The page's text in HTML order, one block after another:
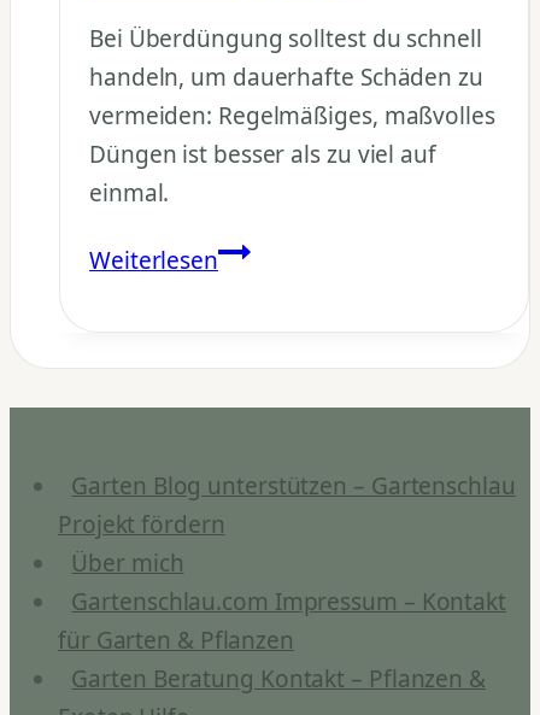
Bei Überdüngung solltest du schnell
handeln, um dauerhafte Schäden zu
vermeiden: Regelmäßiges, maßvolles
Düngen ist besser als zu viel auf
einmal.
WeiterlesenWas
bei
Überdüngung?
Garten Blog unterstützen – Gartenschlau
Projekt fördern
Über mich
Gartenschlau.com Impressum – Kontakt
für Garten & Pflanzen
Garten Beratung Kontakt – Pflanzen &